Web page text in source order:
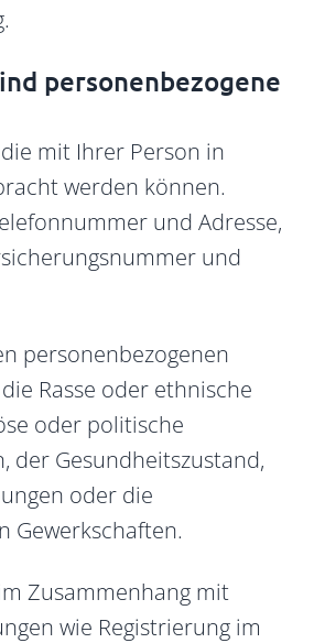
personenbezogene
mit Ihrer Person in
werden können.
und Adresse,
und
personenbezogenen
Rasse oder ethnische
oder politische
der Gesundheitszustand,
oder die
Gewerkschaften.
Zusammenhang mit
wie Registrierung im